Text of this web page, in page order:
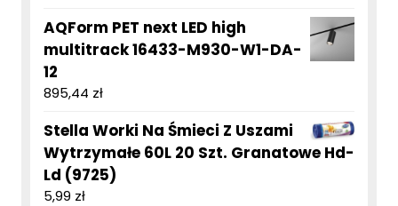
AQForm PET next LED high
multitrack 16433-M930-W1-DA-
12
895,44 zł
Stella Worki Na Śmieci Z Uszami
Wytrzymałe 60L 20 Szt. Granatowe Hd-
Ld (9725)
5,99 zł